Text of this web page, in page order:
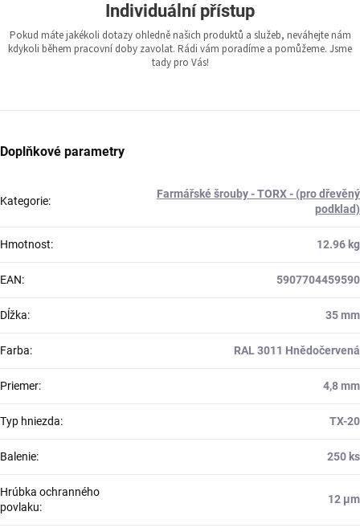
Individuální přístup
Pokud máte jakékoli dotazy ohledně našich produktů a služeb, neváhejte nám
kdykoli během pracovní doby zavolat. Rádi vám poradíme a pomůžeme. Jsme
tady pro Vás!
Doplňkové parametry
Kategorie:
Farmářské šrouby - TORX - (pro dřevěný
podklad)
Hmotnost: 12.96 kg
EAN: 5907704459590
Dĺžka: 35 mm
Farba: RAL 3011 Hnědočervená
Priemer: 4,8 mm
Typ hniezda: TX-20
Balenie: 250 ks
Hrúbka ochranného
povlaku:
12 μm